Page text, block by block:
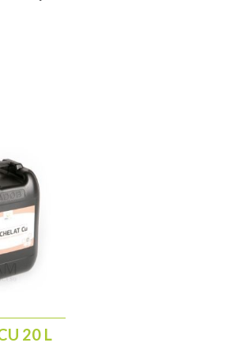
Yara
w
20 L